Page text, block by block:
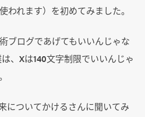
われます）を初めてみました。
ブログであげてもいいんじゃな
、Xは140文字制限でいいんじゃ
についてかけるさんに聞いてみ